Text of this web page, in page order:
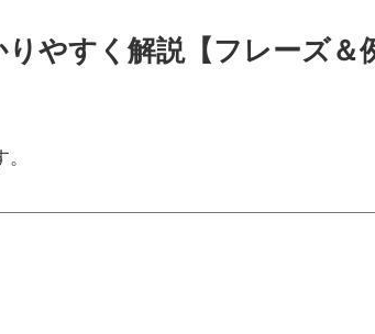
やすく解説【フレーズ＆